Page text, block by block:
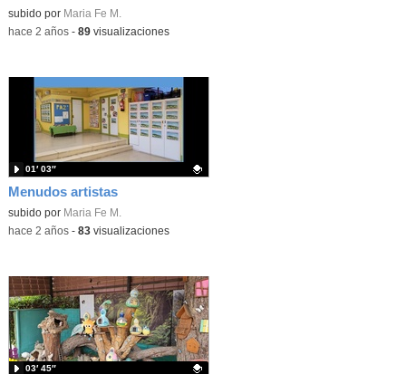
Contenido educativo.
subido por Maria Fe M.
-hace 2 años- 89visualizaciones
Menudos artistas
Contenido educativo.
subido por Maria Fe M.
01′ 03″
-hace 2 años- 83visualizaciones
03′ 45″